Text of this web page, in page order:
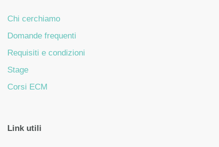
Chi cerchiamo
Domande frequenti
Requisiti e condizioni
Stage
Corsi ECM
Link utili